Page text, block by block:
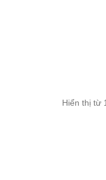
Hiển thị từ